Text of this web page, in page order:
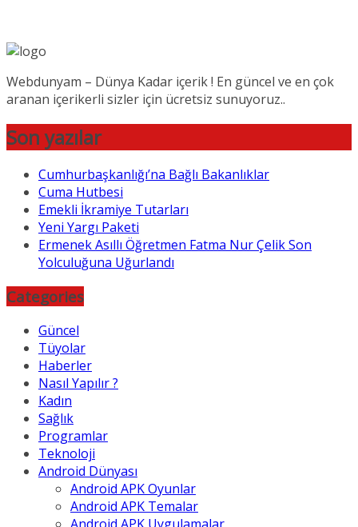
Webdunyam – Dünya Kadar içerik ! En güncel ve en çok
aranan içerikerli sizler için ücretsiz sunuyoruz..
Son yazılar
Cumhurbaşkanlığı’na Bağlı Bakanlıklar
Cuma Hutbesi
Emekli İkramiye Tutarları
Yeni Yargı Paketi
Ermenek Asıllı Öğretmen Fatma Nur Çelik Son
Yolculuğuna Uğurlandı
Categories
Güncel
Tüyolar
Haberler
Nasıl Yapılır ?
Kadın
Sağlık
Programlar
Teknoloji
Android Dünyası
Android APK Oyunlar
Android APK Temalar